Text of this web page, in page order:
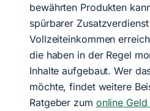
bewährten Produkten
spürbarer
Vollzeiteinkommen
die haben in der Regel
Inhalte aufgebaut. Wer
möchte, findet weitere
Ratgeber zum online